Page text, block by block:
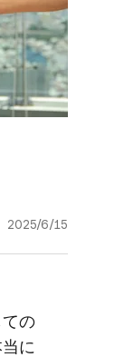
2025/6/15
の​
に​